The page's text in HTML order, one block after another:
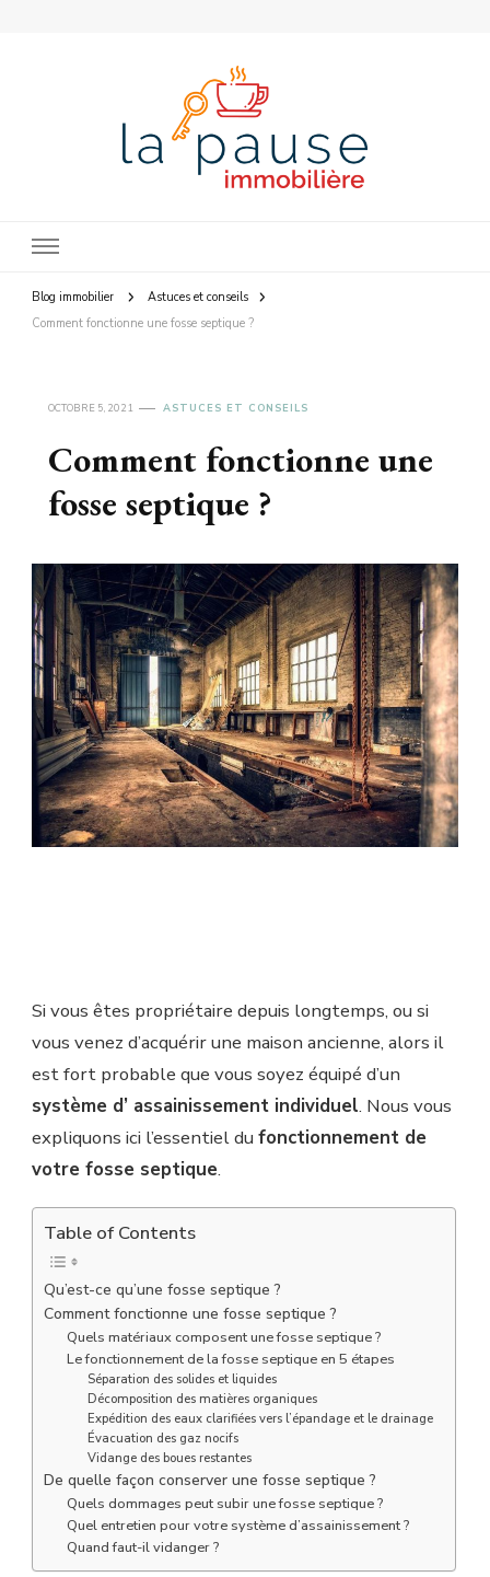
Blog immobilier
Astuces et conseils
Comment fonctionne une fosse septique ?
OCTOBRE 5, 2021 ASTUCES ET CONSEILS
Comment fonctionne une
fosse septique ?
Si vous êtes propriétaire depuis longtemps, ou si
vous venez d’acquérir une maison ancienne, alors il
est fort probable que vous soyez équipé d’un
système d’ assainissement individuel. Nous vous
expliquons ici l’essentiel du fonctionnement de
votre fosse septique.
Table of Contents
Qu’est-ce qu’une fosse septique ?
Comment fonctionne une fosse septique ?
Quels matériaux composent une fosse septique ?
Le fonctionnement de la fosse septique en 5 étapes
Séparation des solides et liquides
Décomposition des matières organiques
Expédition des eaux clarifiées vers l’épandage et le drainage
Évacuation des gaz nocifs
Vidange des boues restantes
De quelle façon conserver une fosse septique ?
Quels dommages peut subir une fosse septique ?
Quel entretien pour votre système d’assainissement ?
Quand faut-il vidanger ?